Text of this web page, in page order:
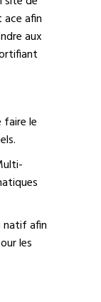
afin
aux
faire le
natif afin
les